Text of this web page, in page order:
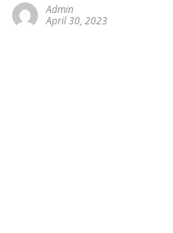
Admin
April 30, 2023